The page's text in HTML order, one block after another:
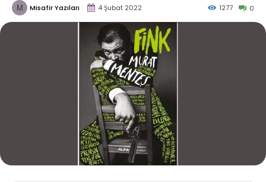
Misafir Yazıları 4 Şubat 2022 0
1277